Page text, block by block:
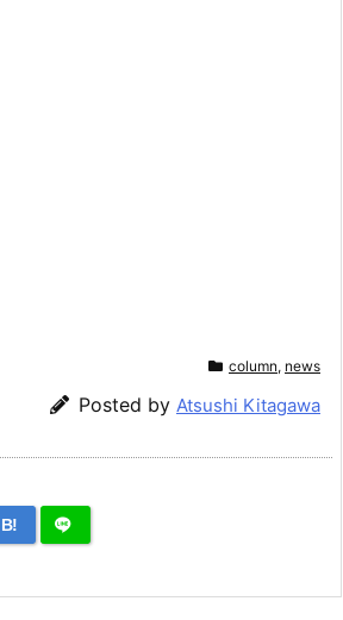
column, news
Posted by Atsushi Kitagawa
B!